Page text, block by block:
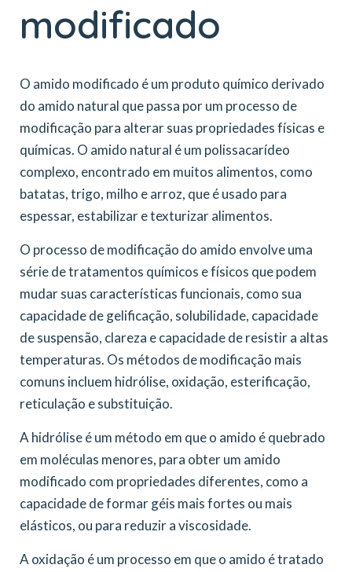
modificado
O amido modificado é um produto químico derivado
do amido natural que passa por um processo de
modificação para alterar suas propriedades físicas e
químicas. O amido natural é um polissacarídeo
complexo, encontrado em muitos alimentos, como
batatas, trigo, milho e arroz, que é usado para
espessar, estabilizar e texturizar alimentos.
O processo de modificação do amido envolve uma
série de tratamentos químicos e físicos que podem
mudar suas características funcionais, como sua
capacidade de gelificação, solubilidade, capacidade
de suspensão, clareza e capacidade de resistir a altas
temperaturas. Os métodos de modificação mais
comuns incluem hidrólise, oxidação, esterificação,
reticulação e substituição.
A hidrólise é um método em que o amido é quebrado
em moléculas menores, para obter um amido
modificado com propriedades diferentes, como a
capacidade de formar géis mais fortes ou mais
elásticos, ou para reduzir a viscosidade.
A oxidação é um processo em que o amido é tratado